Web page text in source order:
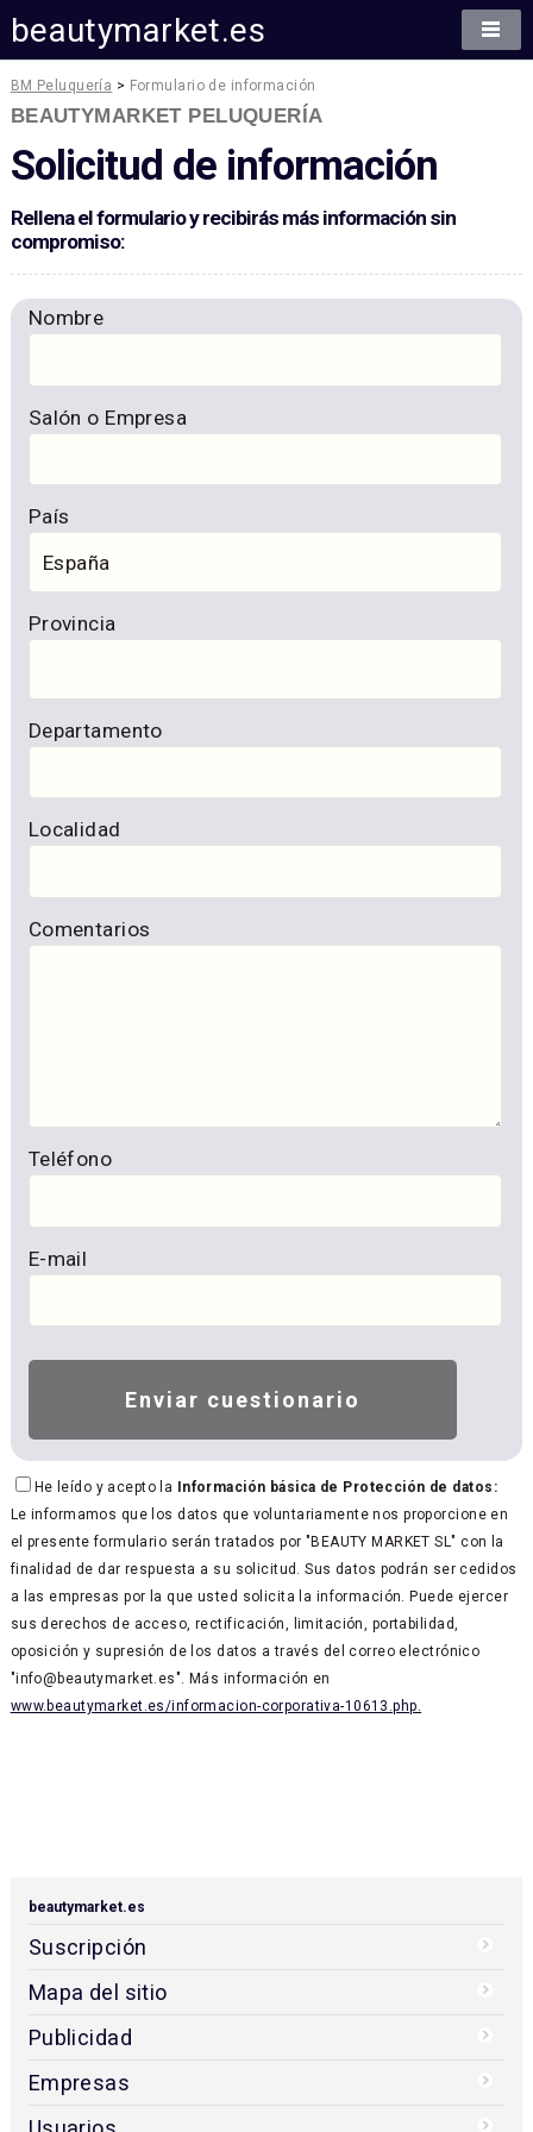
beautymarket.es
BM Peluquería > Formulario de información
BEAUTYMARKET PELUQUERÍA
Solicitud de información
Rellena el formulario y recibirás más información sin
compromiso:
Nombre
Salón o Empresa
País
Provincia
Departamento
Localidad
Comentarios
Teléfono
E-mail
He leído y acepto la Información básica de Protección de datos:
Le informamos que los datos que voluntariamente nos proporcione en
el presente formulario serán tratados por "BEAUTY MARKET SL" con la
finalidad de dar respuesta a su solicitud. Sus datos podrán ser cedidos
a las empresas por la que usted solicita la información. Puede ejercer
sus derechos de acceso, rectificación, limitación, portabilidad,
oposición y supresión de los datos a través del correo electrónico
"info@beautymarket.es". Más información en
www.beautymarket.es/informacion-corporativa-10613.php.
beautymarket.es
Suscripción
Mapa del sitio
Publicidad
Empresas